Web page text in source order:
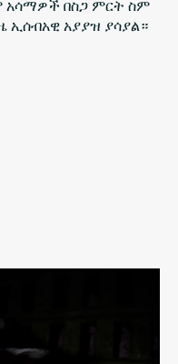
አሳማዎች በስጋ ምርት ስም
ኢሰብአዊ አያያዝ ያሳያል።